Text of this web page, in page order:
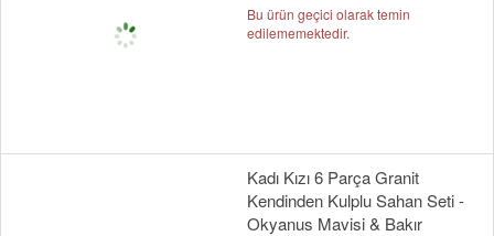
Bu ürün geçici olarak temin
edilememektedir.
Kadı Kızı 6 Parça Granit
Kendinden Kulplu Sahan Seti -
Okyanus Mavisi & Bakır